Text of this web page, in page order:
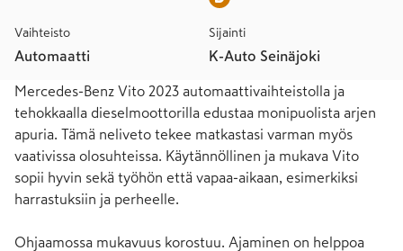
Vaihteisto
Automaatti
Sijainti
K-Auto Seinäjoki
Mercedes-Benz Vito 2023 automaattivaihteistolla ja
tehokkaalla dieselmoottorilla edustaa monipuolista arjen
apuria. Tämä neliveto tekee matkastasi varman myös
vaativissa olosuhteissa. Käytännöllinen ja mukava Vito
sopii hyvin sekä työhön että vapaa-aikaan, esimerkiksi
harrastuksiin ja perheelle.
Ohjaamossa mukavuus korostuu. Ajaminen on helppoa